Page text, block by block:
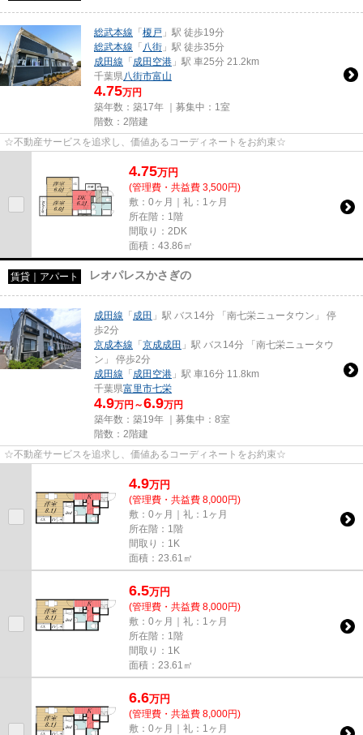
総武本線 「榎戸 」駅 徒歩19分
総武本線 「 八街 」駅 徒歩35分
成田線 「成田空港 」駅 車25分 21.2km
千葉県 八街市富山
4.75万円
築年数：築17年 ｜募集中： 1室
階数：2階建
☆不動産サービスを追求し、価値あるコーディネートをお約束☆
4.75万円
(管理費・共益費 3,500円)
敷：0ヶ月｜礼：1ヶ月
所在階：1階
間取り：2DK
面積：43.86㎡
賃貸｜アパート レオパレスかさぎの
成田線 「成田 」駅 バス14分 「南七栄ニュータウン」 停
歩2分
京成本線 「京成成田 」駅 バス14分 「南七栄ニュータウ
ン」 停歩2分
成田線 「成田空港 」駅 車16分 11.8km
千葉県富里市七栄
4.9万円～6.9万円
築年数：築19年 ｜募集中： 8室
階数：2階建
☆不動産サービスを追求し、価値あるコーディネートをお約束☆
4.9万円
(管理費・共益費 8,000円)
敷：0ヶ月｜礼：1ヶ月
所在階：1階
間取り：1K
面積：23.61㎡
6.5万円
(管理費・共益費 8,000円)
敷：0ヶ月｜礼：1ヶ月
所在階：1階
間取り：1K
面積：23.61㎡
6.6万円
(管理費・共益費 8,000円)
敷：0ヶ月｜礼：1ヶ月